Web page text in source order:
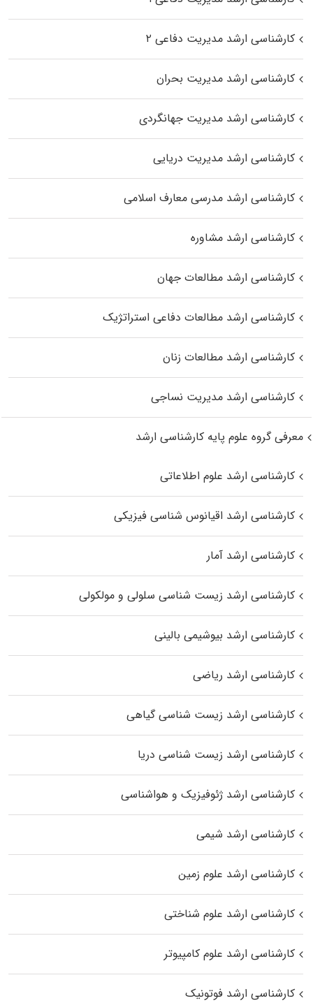
کارشناسی ارشد مدیریت دفاعی ۲
کارشناسی ارشد مدیریت بحران
کارشناسی ارشد مدیریت جهانگردی
کارشناسی ارشد مدیریت دریایی
کارشناسی ارشد مدرسی معارف اسلامی
کارشناسی ارشد مشاوره
کارشناسی ارشد مطالعات جهان
کارشناسی ارشد مطالعات دفاعی استراتژیک
کارشناسی ارشد مطالعات زنان
کارشناسی ارشد مدیریت نساجی
معرفی گروه علوم پایه کارشناسی ارشد
کارشناسی ارشد علوم اطلاعاتی
کارشناسی ارشد اقیانوس‌ شناسی فیزیکی
کارشناسی ارشد آمار
کارشناسی ارشد زیست شناسی سلولی و مولکولی
کارشناسی ارشد بیوشیمی بالینی
کارشناسی ارشد ریاضی
کارشناسی ارشد زیست‌ شناسی گیاهی
کارشناسی ارشد زیست‌ شناسی دریا
کارشناسی ارشد ژئوفیزیک و هواشناسی
کارشناسی ارشد شیمی
کارشناسی ارشد علوم زمین
کارشناسی ارشد علوم شناختی
کارشناسی ارشد علوم کامپیوتر
کارشناسی ارشد فوتونیک